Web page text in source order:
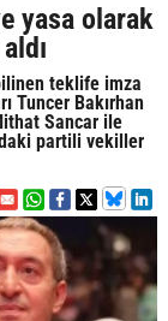
yasa olarak
teklife imza
Tuncer Bakırhan
Sancar ile
partili vekiller